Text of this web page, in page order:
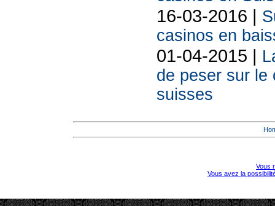
16-03-2016 |
casinos en
01-04-2015 |
de peser sur le
suisses
Vous
Vous avez la